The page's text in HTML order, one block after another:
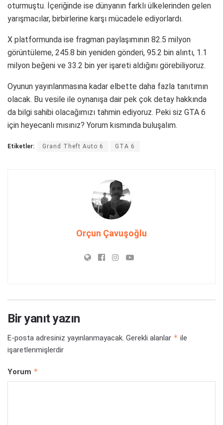
oturmuştu. İçeriğinde ise dünyanın farklı ülkelerinden gelen
yarışmacılar, birbirlerine karşı mücadele ediyorlardı.
X platformunda ise fragman paylaşımının 82.5 milyon
görüntüleme, 245.8 bin yeniden gönderi, 95.2 bin alıntı, 1.1
milyon beğeni ve 33.2 bin yer işareti aldığını görebiliyoruz.
Oyunun yayınlanmasına kadar elbette daha fazla tanıtımın
olacak. Bu vesile ile oynanışa dair pek çok detay hakkında
da bilgi sahibi olacağımızı tahmin ediyoruz. Peki siz GTA 6
için heyecanlı mısınız? Yorum kısmında buluşalım.
Etiketler: Grand Theft Auto 6 GTA 6
Orçun Çavuşoğlu
Bir yanıt yazın
E-posta adresiniz yayınlanmayacak. Gerekli alanlar * ile
işaretlenmişlerdir
Yorum *